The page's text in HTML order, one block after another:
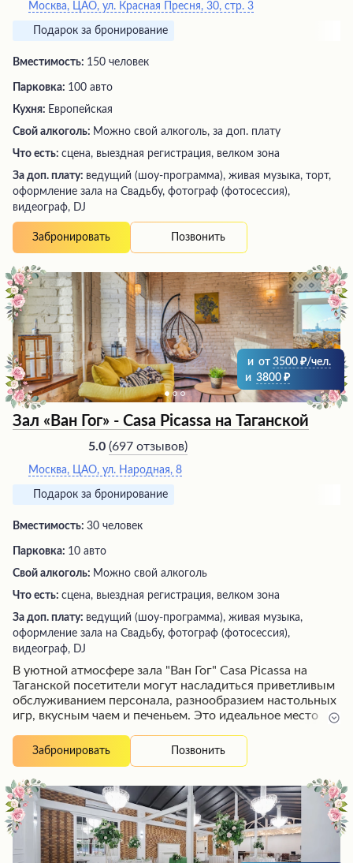
Москва, ЦАО, ул. Красная Пресня, 30, стр. 3
Подарок за бронирование
Вместимость: 150 человек
Парковка: 100 авто
Кухня: Европейская
Свой алкоголь: Можно свой алкоголь, за доп. плату
Что есть: сцена, выездная регистрация, велком зона
За доп. плату: ведущий (шоу-программа), живая музыка, торт,
оформление зала на Свадьбу, фотограф (фотосессия),
видеограф, DJ
Забронировать Позвонить
и от 3500
/чел.
и 3800
Зал «Ван Гог» - Casa Picassa на Таганской
5.0 (697 отзывов)
Москва, ЦАО, ул. Народная, 8
Подарок за бронирование
Вместимость: 30 человек
Парковка: 10 авто
Свой алкоголь: Можно свой алкоголь
Что есть: сцена, выездная регистрация, велком зона
За доп. плату: ведущий (шоу-программа), живая музыка,
оформление зала на Свадьбу, фотограф (фотосессия),
видеограф, DJ
В уютной атмосфере зала "Ван Гог" Casa Picassa на
Таганской посетители могут насладиться приветливым
обслуживанием персонала, разнообразием настольных
игр, вкусным чаем и печеньем. Это идеальное место
празднования дней рождения или романтических
свиданий благодаря красивому интерьеру, радушию
комнату. Посетители высоко ценят тихую обстановку,
домашний уют и скромные расценки заведения в
центре Москвы.
Забронировать Позвонить